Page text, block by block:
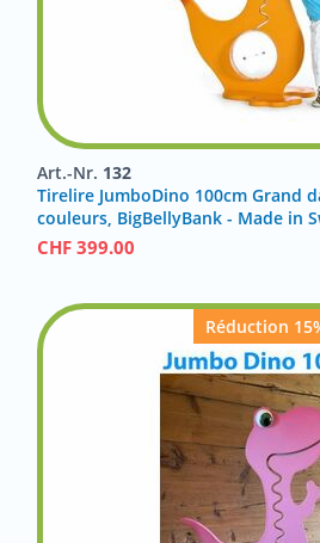
Art.-Nr. 132
Tirelire JumboDino 100cm Grand
couleurs, BigBellyBank - Made in
CHF 399.00
Réduction